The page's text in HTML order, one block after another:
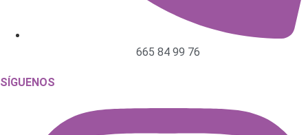
665 84 99 76
SÍGUENOS